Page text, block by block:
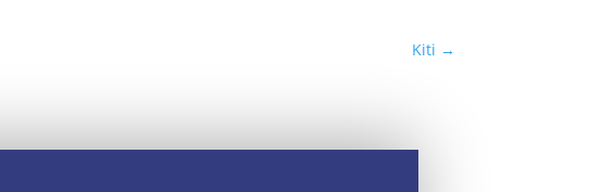
Kiti →